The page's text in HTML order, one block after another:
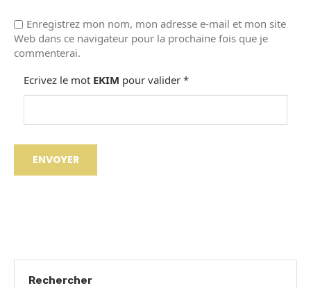
Enregistrez mon nom, mon adresse e-mail et mon site
Web dans ce navigateur pour la prochaine fois que je
commenterai.
Ecrivez le mot EKIM pour valider *
Rechercher